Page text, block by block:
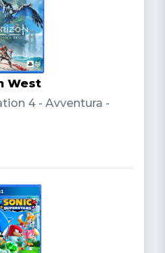
West
4 - Avventura -